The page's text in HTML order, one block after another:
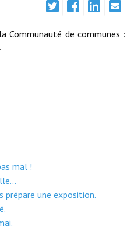
Communauté de communes :
mal !
prépare une exposition.